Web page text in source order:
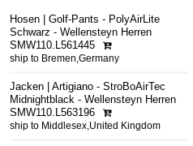
Hosen | Golf-Pants - PolyAirLite
Schwarz - Wellensteyn Herren
SMW110.L561445
ship to Bremen,Germany
Jacken | Artigiano - StroBoAirTec
Midnightblack - Wellensteyn Herren
SMW110.L563196
ship to Middlesex,United Kingdom